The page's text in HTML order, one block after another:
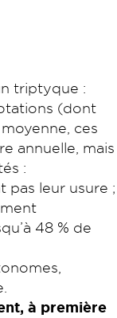
triptyque :
(dont
ces
annuelle, mais
:
pas leur usure ;
48 % de
à première